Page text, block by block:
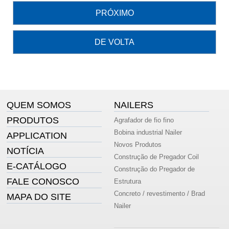
PRÓXIMO
DE VOLTA
QUEM SOMOS
PRODUTOS
APPLICATION
NOTÍCIA
E-CATÁLOGO
FALE CONOSCO
MAPA DO SITE
NAILERS
Agrafador de fio fino
Bobina industrial Nailer
Novos Produtos
Construção de Pregador Coil
Construção do Pregador de
Estrutura
Concreto / revestimento / Brad
Nailer